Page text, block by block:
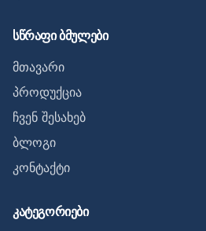
სწრაფი ბმულები
მთავარი
პროდუქცია
ჩვენ შესახებ
ბლოგი
კონტაქტი
კატეგორიები